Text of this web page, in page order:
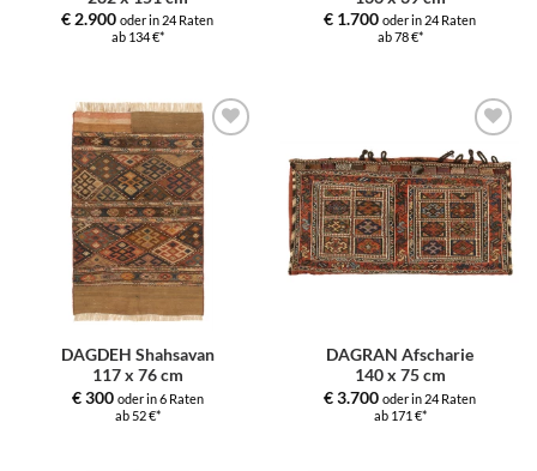
€ 2.900 oder in 24 Raten
ab 134 €*
€ 1.700 oder in 24 Raten
ab 78 €*
Zur
Auswahl
hinzufügen
DAGDEH Shahsavan
117 x 76 cm
€300 oder in 6 Raten
ab 52 €*
Zur
Auswahl
hinzufügen
DAGRAN Afscharie
140 x 75 cm
€3.700 oder in 24 Raten
ab 171 €*